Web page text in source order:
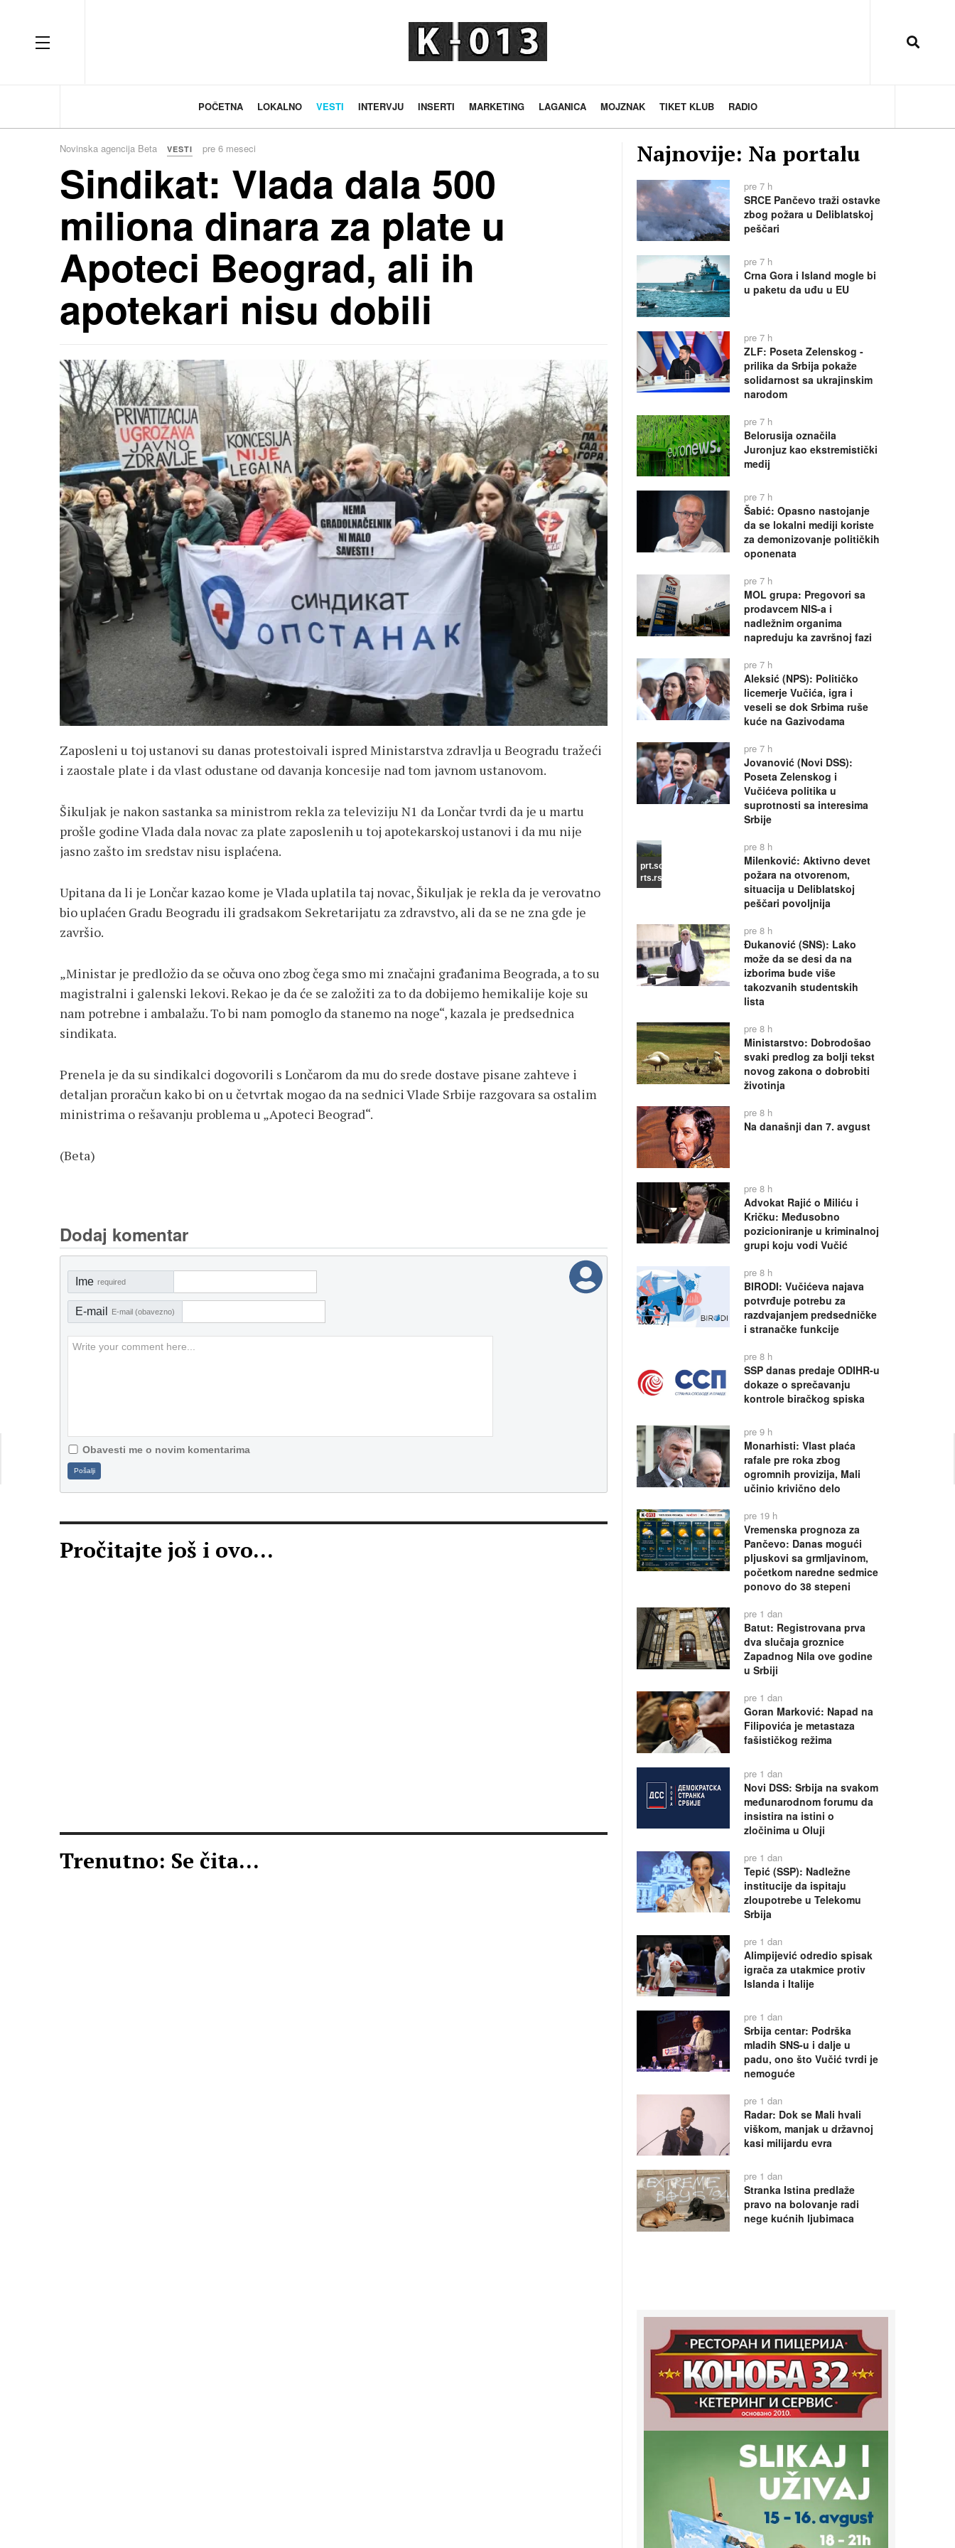
OFF CANVAS
POČETNA LOKALNO VESTI INTERVJU INSERTI MARKETING LAGANICA MOJZNAK TIKET KLUB RADIO
Novinska agencija Beta VESTI pre 6 meseci
Sindikat: Vlada dala 500
miliona dinara za plate u
Apoteci Beograd, ali ih
apotekari nisu dobili
Zaposleni u toj ustanovi su danas protestoivali ispred Ministarstva zdravlja u Beogradu tražeći
i zaostale plate i da vlast odustane od davanja koncesije nad tom javnom ustanovom.
Šikuljak je nakon sastanka sa ministrom rekla za televiziju N1 da Lončar tvrdi da je u martu
prošle godine Vlada dala novac za plate zaposlenih u toj apotekarskoj ustanovi i da mu nije
jasno zašto im sredstav nisu isplaćena.
Upitana da li je Lončar kazao kome je Vlada uplatila taj novac, Šikuljak je rekla da je verovatno
bio uplaćen Gradu Beogradu ili gradsakom Sekretarijatu za zdravstvo, ali da se ne zna gde je
završio.
„Ministar je predložio da se očuva ono zbog čega smo mi značajni građanima Beograda, a to su
magistralni i galenski lekovi. Rekao je da će se založiti za to da dobijemo hemikalije koje su
nam potrebne i ambalažu. To bi nam pomoglo da stanemo na noge“, kazala je predsednica
sindikata.
Prenela je da su sindikalci dogovorili s Lončarom da mu do srede dostave pisane zahteve i
detaljan proračun kako bi on u četvrtak mogao da na sednici Vlade Srbije razgovara sa ostalim
ministrima o rešavanju problema u „Apoteci Beograd“.
(Beta)
Dodaj komentar
Ime required
E-mail E-mail (obavezno)
Obavesti me o novim komentarima
Pošalji
Pročitajte još i ovo...
Trenutno: Se čita...
Najnovije: Na portalu
pre 7 h
SRCE Pančevo traži ostavke
zbog požara u Deliblatskoj
peščari
pre 7 h
Crna Gora i Island mogle bi
u paketu da uđu u EU
pre 7 h
ZLF: Poseta Zelenskog -
prilika da Srbija pokaže
solidarnost sa ukrajinskim
narodom
pre 7 h
Belorusija označila
Juronjuz kao ekstremistički
medij
pre 7 h
Šabić: Opasno nastojanje
da se lokalni mediji koriste
za demonizovanje političkih
oponenata
pre 7 h
MOL grupa: Pregovori sa
prodavcem NIS-a i
nadležnim organima
napreduju ka završnoj fazi
pre 7 h
Aleksić (NPS): Političko
licemerje Vučića, igra i
veseli se dok Srbima ruše
kuće na Gazivodama
pre 7 h
Jovanović (Novi DSS):
Poseta Zelenskog i
Vučićeva politika u
suprotnosti sa interesima
Srbije
prt.scr
rts.rs
pre 8 h
Milenković: Aktivno devet
požara na otvorenom,
situacija u Deliblatskoj
peščari povoljnija
pre 8 h
Đukanović (SNS): Lako
može da se desi da na
izborima bude više
takozvanih studentskih
lista
pre 8 h
Ministarstvo: Dobrodošao
svaki predlog za bolji tekst
novog zakona o dobrobiti
životinja
pre 8 h
Na današnji dan 7. avgust
pre 8 h
Advokat Rajić o Miliću i
Kričku: Međusobno
pozicioniranje u kriminalnoj
grupi koju vodi Vučić
pre 8 h
BIRODI: Vučićeva najava
potvrđuje potrebu za
razdvajanjem predsedničke
i stranačke funkcije
pre 8 h
SSP danas predaje ODIHR-u
dokaze o sprečavanju
kontrole biračkog spiska
pre 9 h
Monarhisti: Vlast plaća
rafale pre roka zbog
ogromnih provizija, Mali
učinio krivično delo
pre 19 h
Vremenska prognoza za
Pančevo: Danas mogući
pljuskovi sa grmljavinom,
početkom naredne sedmice
ponovo do 38 stepeni
pre 1 dan
Batut: Registrovana prva
dva slučaja groznice
Zapadnog Nila ove godine
u Srbiji
pre 1 dan
Goran Marković: Napad na
Filipovića je metastaza
fašističkog režima
pre 1 dan
Novi DSS: Srbija na svakom
međunarodnom forumu da
insistira na istini o
zločinima u Oluji
pre 1 dan
Tepić (SSP): Nadležne
institucije da ispitaju
zloupotrebe u Telekomu
Srbija
pre 1 dan
Alimpijević odredio spisak
igrača za utakmice protiv
Islanda i Italije
pre 1 dan
Srbija centar: Podrška
mladih SNS-u i dalje u
padu, ono što Vučić tvrdi je
nemoguće
pre 1 dan
Radar: Dok se Mali hvali
viškom, manjak u državnoj
kasi milijardu evra
pre 1 dan
Stranka Istina predlaže
pravo na bolovanje radi
nege kućnih ljubimaca